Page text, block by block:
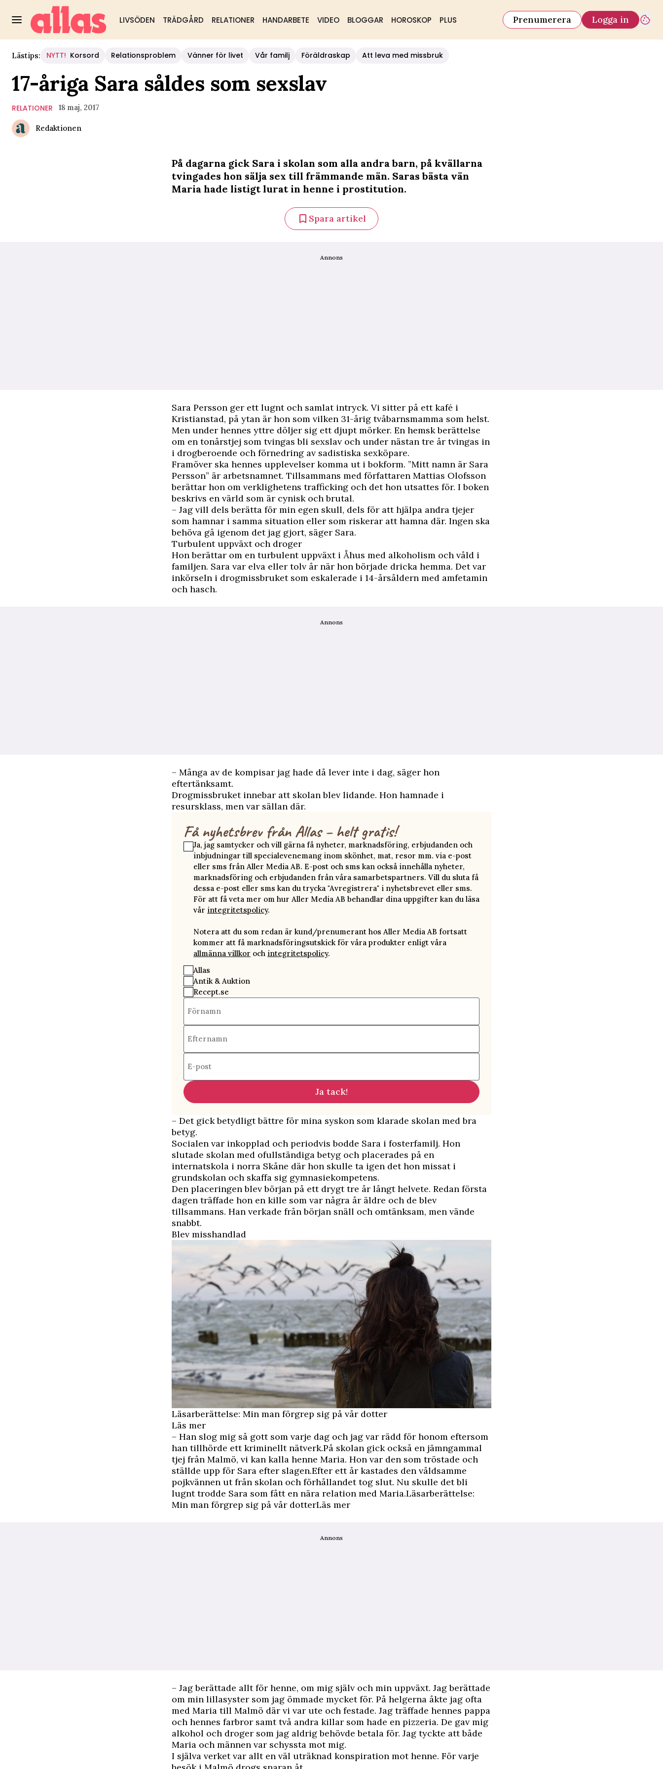
LIVSÖDEN TRÄDGÅRD RELATIONER HANDARBETE VIDEO BLOGGAR HOROSKOP PLUS Prenumerera Logga in
Lästips: NYTT! Korsord Relationsproblem Vänner för livet Vår familj Föräldraskap Att leva med missbruk
17-åriga Sara såldes som sexslav
RELATIONER 18 maj, 2017
Redaktionen
På dagarna gick Sara i skolan som alla andra barn, på kvällarna
tvingades hon sälja sex till främmande män. Saras bästa vän
Maria hade listigt lurat in henne i prostitution.
Spara artikel
Annons
Sara Persson ger ett lugnt och samlat intryck. Vi sitter på ett kafé i
Kristianstad, på ytan är hon som vilken 31-årig tvåbarnsmamma som helst.
Men under hennes yttre döljer sig ett djupt mörker. En hemsk berättelse
om en tonårstjej som tvingas bli sexslav och under nästan tre år tvingas in
i drogberoende och förnedring av sadistiska sexköpare.
Framöver ska hennes upplevelser komma ut i bokform. ”Mitt namn är Sara
Persson” är arbetsnamnet. Tillsammans med författaren Mattias Olofsson
berättar hon om verklighetens trafficking och det hon utsattes för. I boken
beskrivs en värld som är cynisk och brutal.
– Jag vill dels berätta för min egen skull, dels för att hjälpa andra tjejer
som hamnar i samma situation eller som riskerar att hamna där. Ingen ska
behöva gå igenom det jag gjort, säger Sara.
Turbulent uppväxt och droger
Hon berättar om en turbulent uppväxt i Åhus med alkoholism och våld i
familjen. Sara var elva eller tolv år när hon började dricka hemma. Det var
inkörseln i drogmissbruket som eskalerade i 14-årsåldern med amfetamin
och hasch.
Annons
– Många av de kompisar jag hade då lever inte i dag, säger hon
eftertänksamt.
Drogmissbruket innebar att skolan blev lidande. Hon hamnade i
resursklass, men var sällan där.
Få nyhetsbrev från Allas – helt gratis!
Ja, jag samtycker och vill gärna få nyheter, marknadsföring, erbjudanden och
inbjudningar till specialevenemang inom skönhet, mat, resor mm. via e-post
eller sms från Aller Media AB. E-post och sms kan också innehålla nyheter,
marknadsföring och erbjudanden från våra samarbetspartners. Vill du sluta få
dessa e-post eller sms kan du trycka "Avregistrera" i nyhetsbrevet eller sms.
För att få veta mer om hur Aller Media AB behandlar dina uppgifter kan du läsa
vår integritetspolicy.
Notera att du som redan är kund/prenumerant hos Aller Media AB fortsatt
kommer att få marknadsföringsutskick för våra produkter enligt våra
allmänna villkor och integritetspolicy.
Allas
Antik & Auktion
Recept.se
Förnamn
Efternamn
E-post
Ja tack!
– Det gick betydligt bättre för mina syskon som klarade skolan med bra
betyg.
Socialen var inkopplad och periodvis bodde Sara i fosterfamilj. Hon
slutade skolan med ofullständiga betyg och placerades på en
internatskola i norra Skåne där hon skulle ta igen det hon missat i
grundskolan och skaffa sig gymnasiekompetens.
Den placeringen blev början på ett drygt tre år långt helvete. Redan första
dagen träffade hon en kille som var några år äldre och de blev
tillsammans. Han verkade från början snäll och omtänksam, men vände
snabbt.
Blev misshandlad
Läsarberättelse: Min man förgrep sig på vår dotter
Läs mer
– Han slog mig så gott som varje dag och jag var rädd för honom eftersom
han tillhörde ett kriminellt nätverk.På skolan gick också en jämngammal
tjej från Malmö, vi kan kalla henne Maria. Hon var den som tröstade och
ställde upp för Sara efter slagen.Efter ett år kastades den våldsamme
pojkvännen ut från skolan och förhållandet tog slut. Nu skulle det bli
lugnt trodde Sara som fått en nära relation med Maria.Läsarberättelse:
Min man förgrep sig på vår dotterLäs mer
Annons
– Jag berättade allt för henne, om mig själv och min uppväxt. Jag berättade
om min lillasyster som jag ömmade mycket för. På helgerna åkte jag ofta
med Maria till Malmö där vi var ute och festade. Jag träffade hennes pappa
och hennes farbror samt två andra killar som hade en pizzeria. De gav mig
alkohol och droger som jag aldrig behövde betala för. Jag tyckte att både
Maria och männen var schyssta mot mig.
I själva verket var allt en väl uträknad konspiration mot henne. För varje